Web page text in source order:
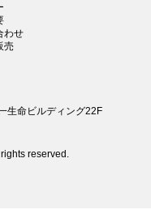
わせ
売
生命ビルディング22F
reserved.